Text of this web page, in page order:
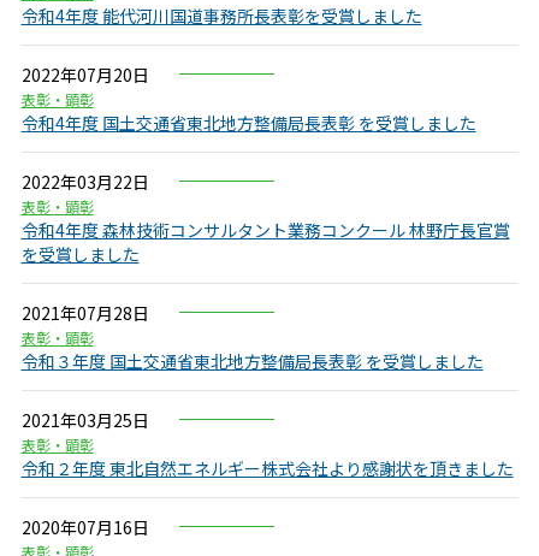
令和4年度 能代河川国道事務所長表彰を受賞しました
2022年07月20日
表彰・顕彰
令和4年度 国土交通省東北地方整備局長表彰 を受賞しました
2022年03月22日
表彰・顕彰
令和4年度 森林技術コンサルタント業務コンクール 林野庁長官賞
を受賞しました
2021年07月28日
表彰・顕彰
令和３年度 国土交通省東北地方整備局長表彰 を受賞しました
2021年03月25日
表彰・顕彰
令和２年度 東北自然エネルギー株式会社より感謝状を頂きました
2020年07月16日